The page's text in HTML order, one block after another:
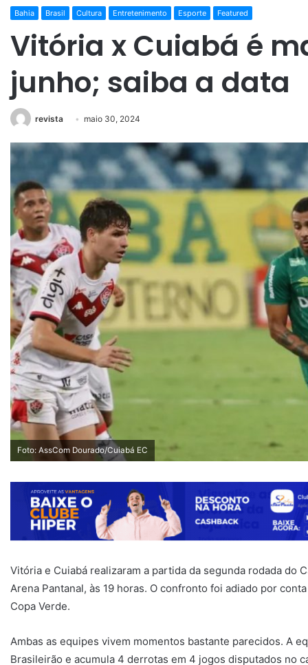
Bahia Brasil Cultura Entretenimento Esporte Featured
Vitória x Cuiabá é
junho; saiba a data
revista maio 30, 2024
Foto: AssCom Dourado/Cuiabá EC
Vitória e Cuiabá realizaram a partida da segunda rodada do
Arena Pantanal, às 19 horas. O confronto foi adiado por
Copa Verde.
Ambas as equipes vivem momentos bastante parecidos. A
Brasileirão e acumula 4 derrotas em 4 jogos disputados no